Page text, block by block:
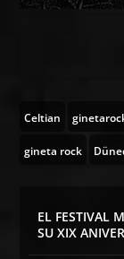
Celtian
gineta rock
EL FESTIVAL
SU XIX